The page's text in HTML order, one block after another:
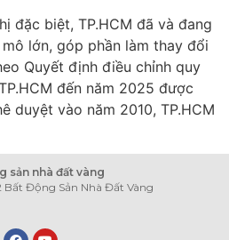
đặc biệt, TP.HCM đã và đang
lớn, góp phần làm thay đổi
Quyết định điều chỉnh quy
đến năm 2025 được
duyệt vào năm 2010, TP.HCM
sản nhà đất vàng
Động Sản Nhà Đất Vàng